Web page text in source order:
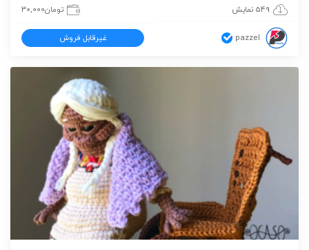
549 نمایش تومان30,000
pazzel غیرقابل فروش